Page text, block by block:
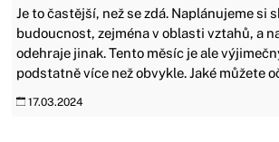
Je to častější, než se zdá. Naplánujeme si
budoucnost, zejména v oblasti vztahů, a
odehraje jinak. Tento měsíc je ale
podstatně více než obvykle. Jaké můžete
17.03.2024